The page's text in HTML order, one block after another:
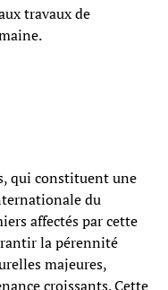
travaux de
qui constituent une
du
affectés par cette
la pérennité
majeures,
croissants. Cette